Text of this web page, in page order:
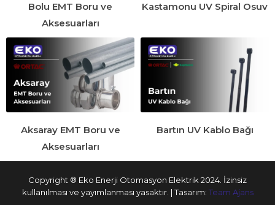
Bolu EMT Boru ve
Aksesuarları
Kastamonu UV Spiral Osuv
Aksaray EMT Boru ve
Aksesuarları
Bartın UV Kablo Bağı
Copyright ® Eko Enerji Otomasyon Elektrik 2024. İzinsiz
kullanılması ve yayımlanması yasaktır. | Tasarım: Team Ajans